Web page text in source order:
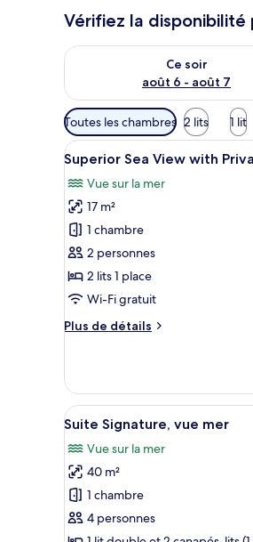
Vérifiez la disponibilité
Ce soir
août 6 - août 7
Vérifier la disponibilité pour
Filtres
disponibles
pour
chambres
Toutes les chambres 2 lits 1 lit
Afficher
toutes
les
photos
pour
ce
type
de
chambre :
Superior
with
Private
Terrace
8
Superior Sea View with
Vue sur la mer
17 m²
1 chambre
2 personnes
2 lits 1 place
Wi-Fi gratuit
Plus de détails
Plus
le
type
de
chambre
Superior
Sea
View
with
Private
Terrace
Afficher
toutes
les
photos
pour
ce
type
13
Suite Signature, vue mer
Vue sur la mer
40 m²
1 chambre
4 personnes